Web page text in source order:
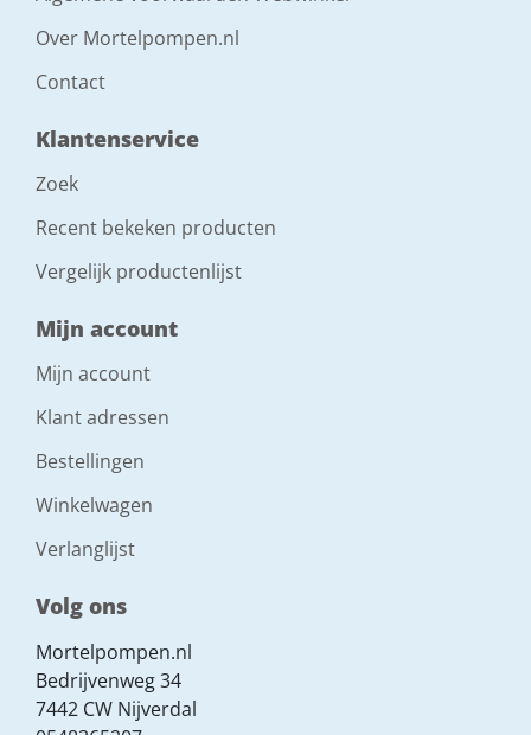
Over Mortelpompen.nl
Contact
Klantenservice
Zoek
Recent bekeken producten
Vergelijk productenlijst
Mijn account
Mijn account
Klant adressen
Bestellingen
Winkelwagen
Verlanglijst
Volg ons
Mortelpompen.nl
Bedrijvenweg 34
7442 CW Nijverdal